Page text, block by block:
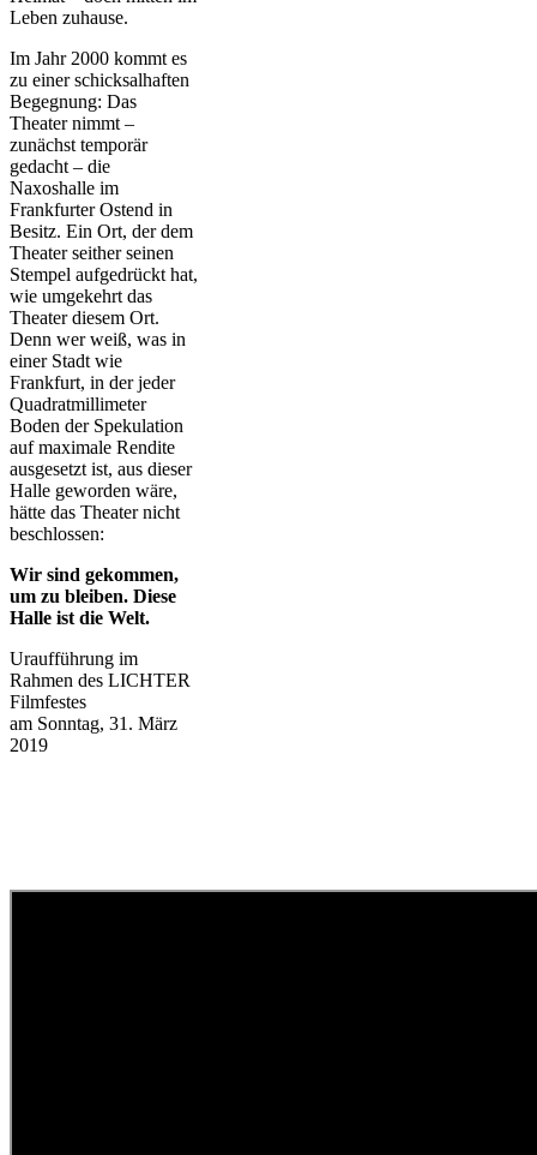
Leben zuhause.
Im Jahr 2000 kommt es
zu einer schicksalhaften
Begegnung: Das
Theater nimmt –
zunächst temporär
gedacht – die
Naxoshalle im
Frankfurter Ostend in
Besitz. Ein Ort, der dem
Theater seither seinen
Stempel aufgedrückt hat,
wie umgekehrt das
Theater diesem Ort.
Denn wer weiß, was in
einer Stadt wie
Frankfurt, in der jeder
Quadratmillimeter
Boden der Spekulation
auf maximale Rendite
ausgesetzt ist, aus dieser
Halle geworden wäre,
hätte das Theater nicht
beschlossen:
Wir sind gekommen,
um zu bleiben. Diese
Halle ist die Welt.
Uraufführung im
Rahmen des LICHTER
Filmfestes
am Sonntag, 31. März
2019